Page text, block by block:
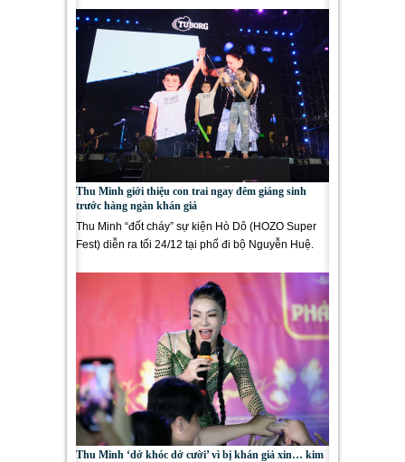
Thu Minh giới thiệu con trai ngay đêm giáng sinh
trước hàng ngàn khán giả
Thu Minh “đốt cháy” sự kiện Hò Dô (HOZO Super
Fest) diễn ra tối 24/12 tại phố đi bộ Nguyễn Huệ.
Thu Minh ‘dở khóc dở cười’ vì bị khán giả xin… kim